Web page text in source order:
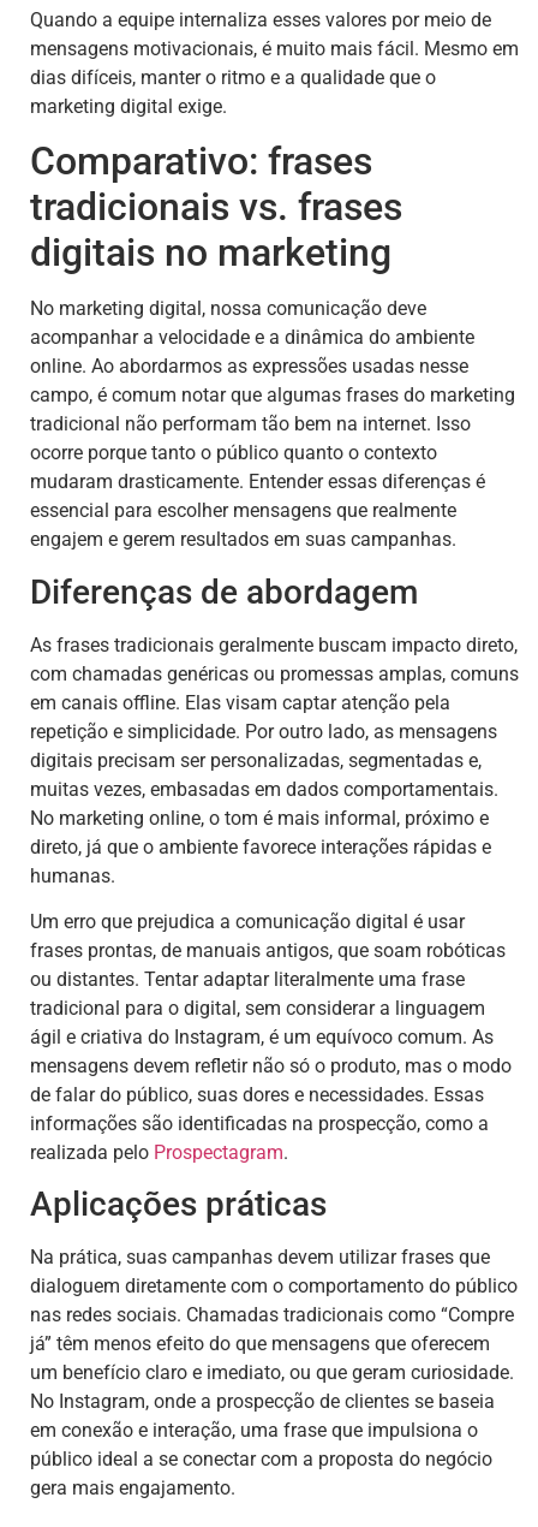
Quando a equipe internaliza esses valores por meio de
mensagens motivacionais, é muito mais fácil. Mesmo em
dias difíceis, manter o ritmo e a qualidade que o
marketing digital exige.
Comparativo: frases
tradicionais vs. frases
digitais no marketing
No marketing digital, nossa comunicação deve
acompanhar a velocidade e a dinâmica do ambiente
online. Ao abordarmos as expressões usadas nesse
campo, é comum notar que algumas frases do marketing
tradicional não performam tão bem na internet. Isso
ocorre porque tanto o público quanto o contexto
mudaram drasticamente. Entender essas diferenças é
essencial para escolher mensagens que realmente
engajem e gerem resultados em suas campanhas.
Diferenças de abordagem
As frases tradicionais geralmente buscam impacto direto,
com chamadas genéricas ou promessas amplas, comuns
em canais offline. Elas visam captar atenção pela
repetição e simplicidade. Por outro lado, as mensagens
digitais precisam ser personalizadas, segmentadas e,
muitas vezes, embasadas em dados comportamentais.
No marketing online, o tom é mais informal, próximo e
direto, já que o ambiente favorece interações rápidas e
humanas.
Um erro que prejudica a comunicação digital é usar
frases prontas, de manuais antigos, que soam robóticas
ou distantes. Tentar adaptar literalmente uma frase
tradicional para o digital, sem considerar a linguagem
ágil e criativa do Instagram, é um equívoco comum. As
mensagens devem refletir não só o produto, mas o modo
de falar do público, suas dores e necessidades. Essas
informações são identificadas na prospecção, como a
realizada pelo Prospectagram.
Aplicações práticas
Na prática, suas campanhas devem utilizar frases que
dialoguem diretamente com o comportamento do público
nas redes sociais. Chamadas tradicionais como “Compre
já” têm menos efeito do que mensagens que oferecem
um benefício claro e imediato, ou que geram curiosidade.
No Instagram, onde a prospecção de clientes se baseia
em conexão e interação, uma frase que impulsiona o
público ideal a se conectar com a proposta do negócio
gera mais engajamento.